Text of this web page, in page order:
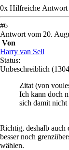
0x Hilfreiche Antwort
#6
Antwort vom 20.
Von
Harry van Sell
Status:
Unbeschreiblich
Zitat (von
Ich kann doch
sich damit nicht
Richtig, deshalb auch
besser noch
wählen.